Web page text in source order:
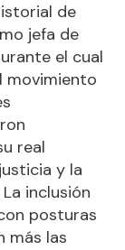
de
jefa de
el cual
movimiento
real
y la
inclusión
posturas
más las